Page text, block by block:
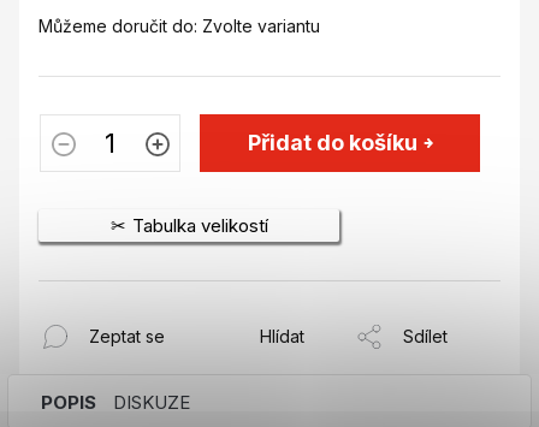
Můžeme doručit do: Zvolte variantu
Přidat do košíku
Tabulka velikostí
Zeptat se Hlídat Sdílet
POPIS DISKUZE